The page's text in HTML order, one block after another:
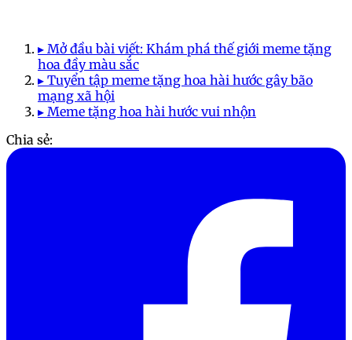
▸ Mở đầu bài viết: Khám phá thế giới meme tặng
hoa đầy màu sắc
▸ Tuyển tập meme tặng hoa hài hước gây bão
mạng xã hội
▸ Meme tặng hoa hài hước vui nhộn
Chia sẻ: